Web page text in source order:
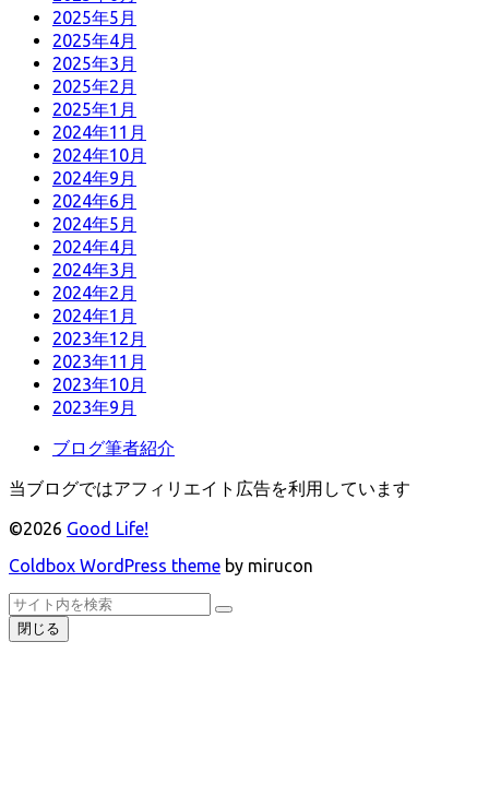
2025年5月
2025年4月
2025年3月
2025年2月
2025年1月
2024年11月
2024年10月
2024年9月
2024年6月
2024年5月
2024年4月
2024年3月
2024年2月
2024年1月
2023年12月
2023年11月
2023年10月
2023年9月
ブログ筆者紹介
当ブログではアフィリエイト広告を利用しています
©2026 Good Life!
Coldbox WordPress theme by mirucon
ト
ッ
プ
検
索
検
閉じる